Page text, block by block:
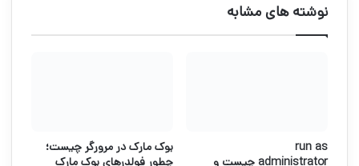
نوشته های مشابه
run as
administrator چیست و
بوک مارک در مرورگر چیست؛
چطور فولدرهای بوک مارک